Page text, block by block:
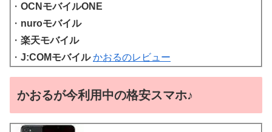
・ OCNモバイルONE
・ nuroモバイル
・ 楽天モバイル
・ J:COMモバイル かおるのレビュー
かおるが今利用中の格安スマホ♪